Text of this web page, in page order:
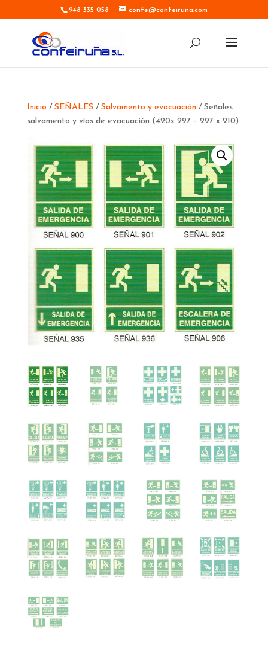
948 335 058 confe@confeiruna.com
Inicio / SEÑALES / Salvamento y evacuación/ Señales
salvamento y vías de evacuación (420x 297 – 297 x 210)